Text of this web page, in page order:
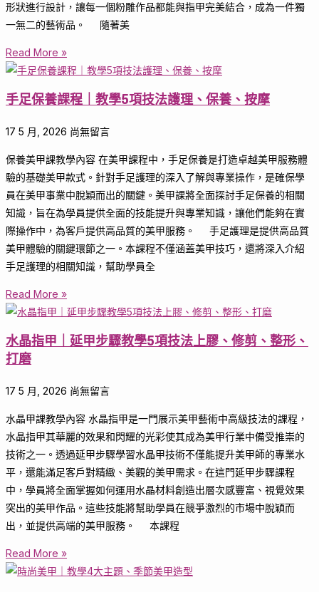
形狀進行設計，讓每一個粉雕作品都能與指甲完美結合，成為一件獨
一無二的藝術品。 隨著美
Read More »
手足保養課程｜教學5項技法護理、保養、按摩
17 5 月, 2026 尚無留言
保養美甲課教學內容 在美甲課程中，手足保養是打造卓越美甲服務體
驗的基礎美甲款式。針對手足護理的深入了解與專業操作，是確保學
員在美甲事業中脫穎而出的關鍵。美甲課將全面探討手足保養的相關
知識，旨在為學員提供全面的技能提升與專業知識，讓他們能夠在實
際操作中，為客戶提供高品質的美甲服務。 手足護理是提供高品質
美甲體驗的關鍵環節之一。本課程不僅涵蓋美甲技巧，還將深入介紹
手足護理的相關知識，幫助學員全
Read More »
水晶指甲｜延甲步驟教學5項技法上膠、修剪、整形、
打磨
17 5 月, 2026 尚無留言
水晶甲課教學內容 水晶指甲是一門展示美甲藝術中高級技法的課程，
水晶指甲其華麗的效果和閃耀的光彩使其成為美甲行業中備受推崇的
技術之一。透過延甲步驟學習水晶甲技術不僅能提升美甲師的專業水
平，還能滿足客戶對精緻、美觀的美甲需求。在這門延甲步驟課程
中，學員將全面掌握如何運用水晶材料創造出層次感豐富、視覺效果
突出的美甲作品。這些技能將幫助學員在競爭激烈的市場中脫穎而
出，並提供高端的美甲服務。 本課程
Read More »